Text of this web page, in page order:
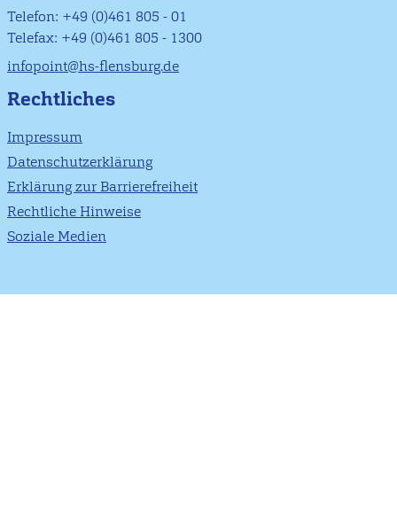
Telefon: +49 (0)461 805 - 01
Telefax: +49 (0)461 805 - 1300
infopoint@hs-flensburg.de
Rechtliches
Impressum
Datenschutzerklärung
Erklärung zur Barrierefreiheit
Rechtliche Hinweise
Soziale Medien